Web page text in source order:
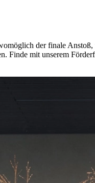
der finale
Finde mit unserem